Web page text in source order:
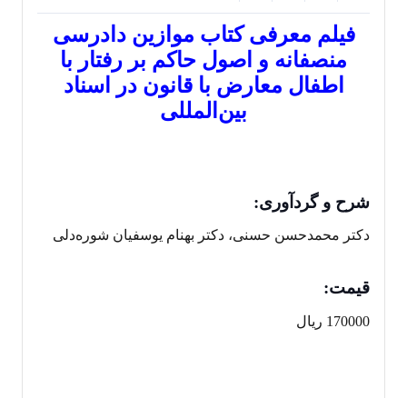
فیلم معرفیکتاب موازین دادرسی
منصفانه و اصول حاکم بر رفتار با
اطفال معارض با قانون در اسناد
بین‌المللی
شرح و گردآوری:
دكتر محمدحسن حسنی، دكتر بهنام یوسفیان شوره‌دلی
قیمت:
170000 ریال